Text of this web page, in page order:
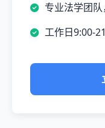
专业法学团
工作日9:00-